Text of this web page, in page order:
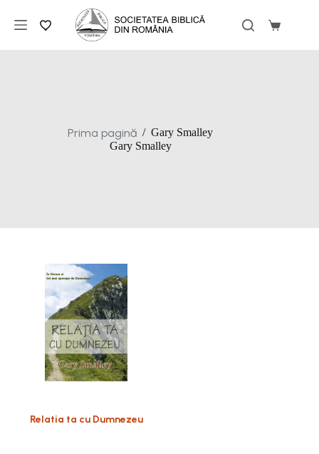
conținut
Coș
Prima pagină / Gary Smalley
Gary Smalley
Relatia ta cu Dumnezeu